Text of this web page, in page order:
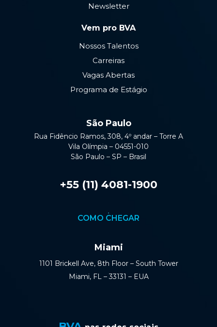
Newsletter
Vem pro BVA
Nossos Talentos
Carreiras
Vagas Abertas
Programa de Estágio
São Paulo
Rua Fidêncio Ramos, 308, 4º andar – Torre A
Vila Olímpia – 04551-010
São Paulo – SP – Brasil
+55 (11) 4081-1900
COMO CHEGAR
Miami
1101 Brickell Ave, 8th Floor – South Tower
Miami, FL – 33131 – EUA